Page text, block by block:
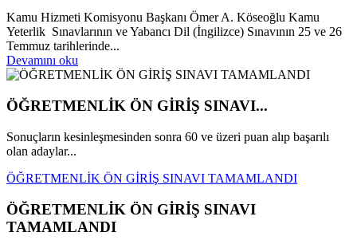
Kamu Hizmeti Komisyonu Başkanı Ömer A. Köseoğlu Kamu
Yeterlik Sınavlarının ve Yabancı Dil (İngilizce) Sınavının 25 ve 26
Temmuz tarihlerinde...
Devamını oku
ÖĞRETMENLİK ÖN GİRİŞ SINAVI...
Sonuçların kesinleşmesinden sonra 60 ve üzeri puan alıp başarılı
olan adaylar...
ÖĞRETMENLİK ÖN GİRİŞ SINAVI TAMAMLANDI
ÖĞRETMENLİK ÖN GİRİŞ SINAVI
TAMAMLANDI